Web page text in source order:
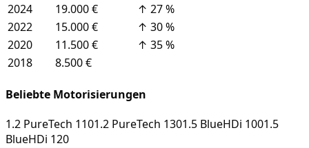
2024
19.000 € ↑ 27%
2022
15.000 € ↑ 30%
2020
11.500 € ↑ 35%
2018
8.500 €
Beliebte Motorisierungen
1.2 PureTech 1101.2 PureTech 1301.5 BlueHDi 1001.5
BlueHDi 120